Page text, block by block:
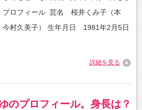
プロフィール 芸名 桜井くみ子（本
村久美子） 生年月日 1981年2月5日
詳細を見る
のプロフィール。身長は？